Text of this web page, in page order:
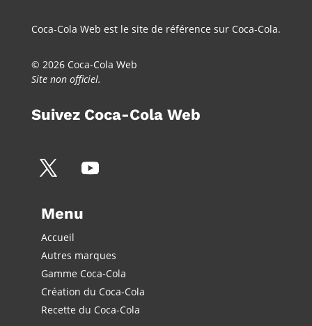
Coca-Cola Web est le site de référence sur Coca-Cola.
© 2026 Coca-Cola Web
Site non officiel.
Suivez Coca-Cola Web
Menu
Accueil
Autres marques
Gamme Coca-Cola
Création du Coca-Cola
Recette du Coca-Cola